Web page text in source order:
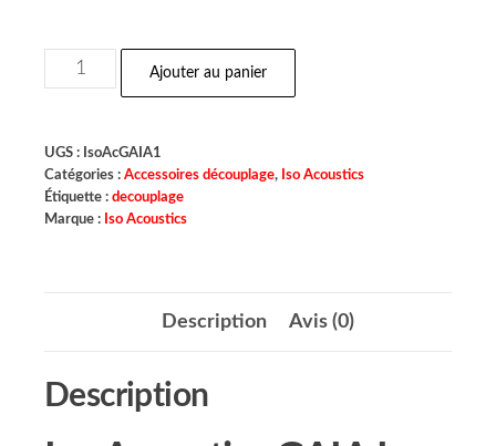
Ajouter au panier
UGS : IsoAcGAIA1
Catégories : Accessoires découplage, Iso Acoustics
Étiquette : decouplage
Marque : Iso Acoustics
Description Avis (0)
Description